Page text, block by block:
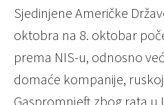
Sjedinjene Američke
oktobra na 8. oktobar
prema NIS-u, odnosno
domaće kompanije,
Gaspromnjeft zbog rata u